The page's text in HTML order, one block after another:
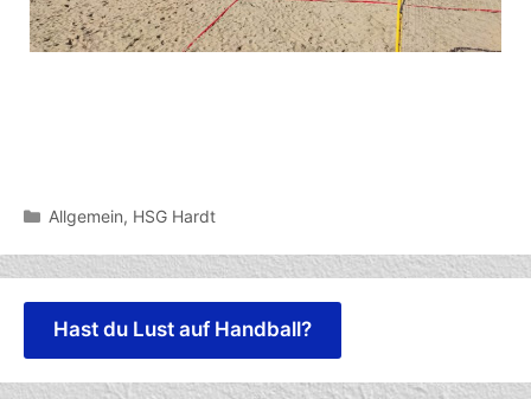
Kategorien
Allgemein, HSG Hardt
Hast du Lust auf Handball?